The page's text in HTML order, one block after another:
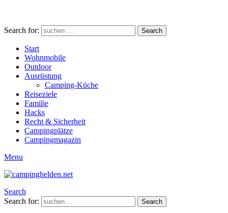
Search for: Search
Start
Wohnmobile
Outdoor
Ausrüstung
Camping-Küche
Reiseziele
Familie
Hacks
Recht & Sicherheit
Campingplätze
Campingmagazin
Menu
Search
Search for:
Search